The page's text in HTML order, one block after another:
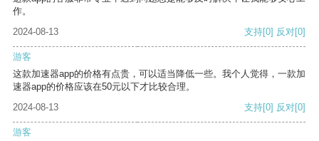
作。
2024-08-13
支持[0] 反对[0]
游客
这款加速器app的价格有点贵，可以适当降低一些。我个人觉得，一款加
速器app的价格应该在50元以下才比较合理。
2024-08-13
支持[0] 反对[0]
游客